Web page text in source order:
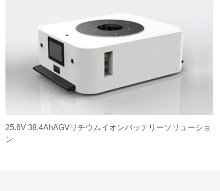
25.6V 38.4AhAGVリチウムイオンバッテリーソリューショ
ン